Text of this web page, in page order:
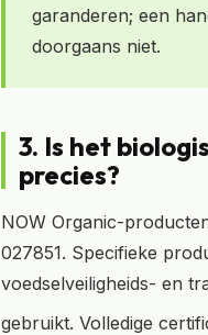
garanderen; een
doorgaans niet.
3. Is het
precies?
NOW Organic-
027851. Specifieke
voedselveiligheids- en
gebruikt. Volledige